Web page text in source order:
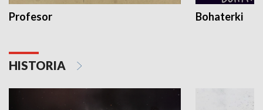
Profesor Bohaterki
HISTORIA